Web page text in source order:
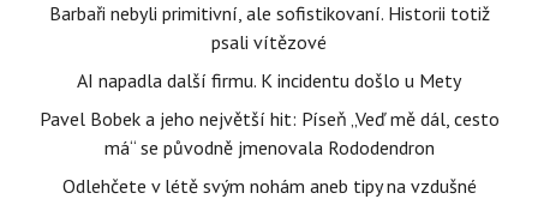
Barbaři nebyli primitivní, ale sofistikovaní. Historii totiž
psali vítězové
AI napadla další firmu. K incidentu došlo u Mety
Pavel Bobek a jeho největší hit: Píseň „Veď mě dál, cesto
má“ se původně jmenovala Rododendron
Odlehčete v létě svým nohám aneb tipy na vzdušné